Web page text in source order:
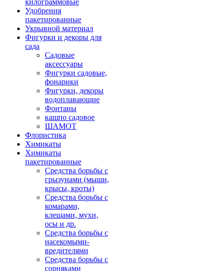
килограммовые
Удобрения
пакетированные
Укрывной материал
Фигурки и декоры для
сада
Садовые
аксессуары
Фигурки садовые,
фонарики
Фигурки, декоры
водоплавающие
Фонтаны
кашпо садовое
ШАМОТ
Флористика
Химикаты
Химикаты
пакетированные
Средства борьбы с
грызунами (мыши,
крысы, кроты)
Средства борьбы с
комарами,
клещами, мухи,
осы и др.
Средства борьбы с
насекомыми-
вредителями
Средства борьбы с
сорняками